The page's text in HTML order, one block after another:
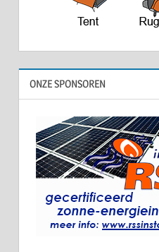
ONZE SPONSOREN